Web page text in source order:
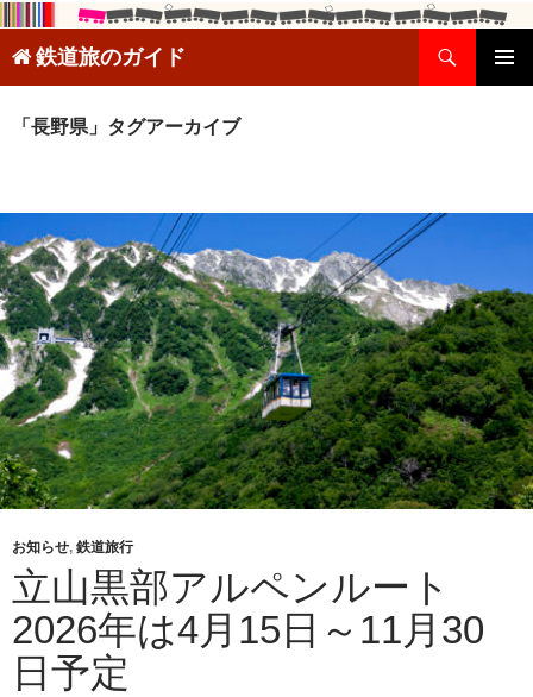
鉄道旅のガイド
索
テ
キ
ッ
プ
「長野県」タグアーカイブ
お知らせ, 鉄道旅行
立山黒部アルペンルート
2026年は4月15日～11月30
日予定